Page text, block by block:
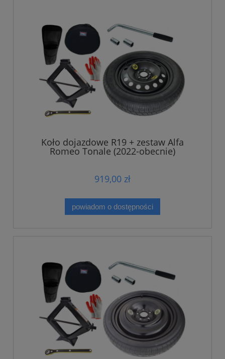
Koło dojazdowe R19 + zestaw Alfa
Romeo Tonale (2022-obecnie)
919,00 zł
powiadom o dostępności